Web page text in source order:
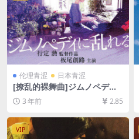
伦理青涩 日本青涩
[撩乱的裸舞曲]ジムノペディ
に乱れる (2016)[百度网盘+夸
克网盘1080P超清未删减资源]
9GB][日语中字]
3 年前 2.85
VIP